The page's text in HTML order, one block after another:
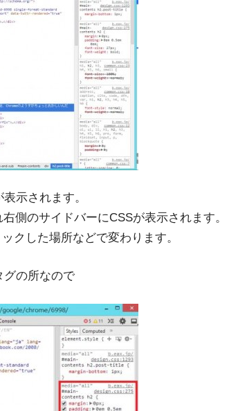
示されます。
側のサイドバーにCSSが表示されます。
クした場所などで変わります。
グの所なので